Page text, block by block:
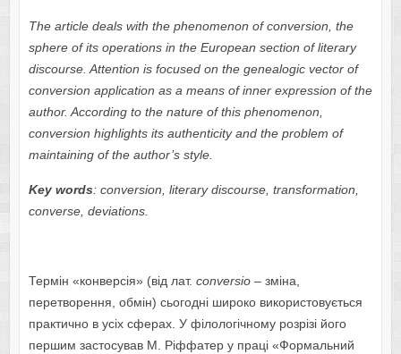
The article deals with the phenomenon of conversion, the
sphere of its operations in the European section of literary
discourse. Attention is focused on the genealogic vector of
conversion application as a means of inner expression of the
author. According to the nature of this phenomenon,
conversion highlights its authenticity and the problem of
maintaining of the author’s style.
Key words: conversion, literary discourse, transformation,
converse, deviations.
Термін «конверсія» (від лат. сonversio– зміна,
перетворення, обмін) сьогодні широко використовується
практично в усіх сферах. У філологічному розрізі його
першим застосував М. Ріффатер у праці «Формальний